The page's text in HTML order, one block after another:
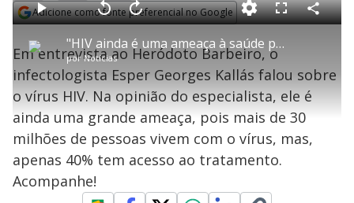
Adicione como fonte preferencial no Google
P
l
a
y
"HIV ainda é uma ameaça à saúde pública do mundo inteiro", diz infectologista
por Notícias
P V
l
a
r
0
e
g
n
d
s
A
a
n
ç
a
1
s
e
u
n
o
s
a
d
e
:
1
.
7
%
F
l
e
n
C
o
l
Em entrevista ao Heródoto Barbeiro, o
infectologista Esper Georges Kallás falou sobre
o vírus HIV. Na opinião do especialista, ele é
ainda uma grande ameaça, pois mais de 30
milhões de pessoas vivem com o vírus, mas,
apenas 40% tem acesso ao tratamento.
Acompanhe!